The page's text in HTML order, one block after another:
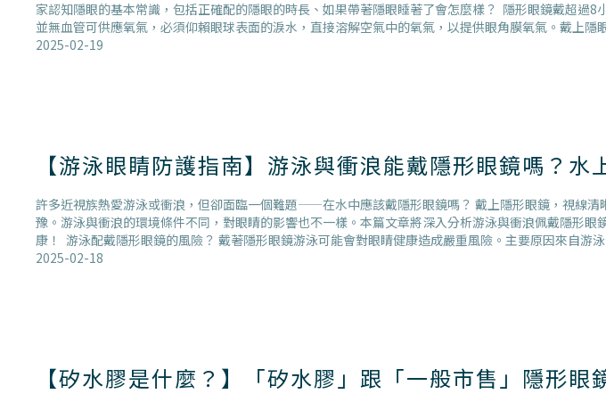
家認知隱眼的基本常識，包括正確配的隱眼的時長、如果帶著隱眼睡著了會怎麼樣？ 隱形眼鏡戴超過
並無血管可供應氧氣，必須仰賴眼球表面的淚水，直接溶解空氣中的氧氣，以提供眼角膜氧氣。戴上
2025-02-19
【游泳眼睛防護指南】游泳與衝浪能戴隱形眼鏡嗎？水
許多近視族熱愛游泳或衝浪，但卻面臨一個難題——在水中應該戴隱形眼鏡嗎？ 戴上隱形眼鏡，視線
豫。游泳與衝浪的環境條件不同，對眼睛的影響也不一樣。本篇文章將深入分析游泳與衝浪佩戴隱形
康！ 游泳配戴隱形眼鏡的風險？ 戴著隱形眼鏡游泳可能會對眼睛健康造成嚴重風險。主要原因來自游
2025-02-18
【矽水膠是什麼？】「矽水膠」跟「一般市售」隱形眼